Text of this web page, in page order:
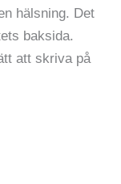
hälsning. Det
baksida.
att skriva på